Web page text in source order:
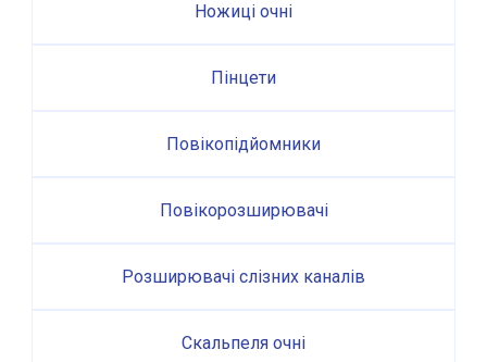
Ножиці очні
Пінцети
Повікопідйомники
Повікорозширювачі
Розширювачі слізних каналів
Скальпеля очні